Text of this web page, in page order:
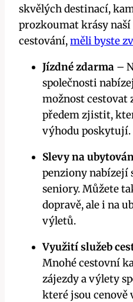
skvělých destinací,
prozkoumat krásy naší
cestování,měli byste
Jízdné zdarma –
společnosti
možnost cestovat
předem zjistit,
výhodu poskytují.
Slevy na
penziony nabízejí
seniory. Můžete
dopravě, ale i na
výletů.
Využití služeb
Mnohé cestovní
zájezdy a výlety
které jsou cenově